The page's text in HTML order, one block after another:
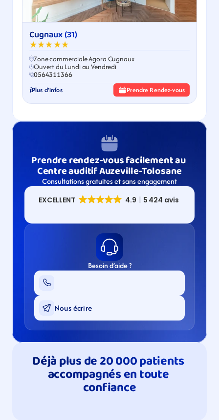
Cugnaux (31)
★★★★★
Zone commerciale Agora Cugnaux
Ouvert du Lundi au Vendredi
0564311366
Plus d'infos Prendre Rendez-vous
Prendre rendez-vous facilement au
Centre auditif Auzeville-Tolosane
Consultations gratuites et sans engagement
Besoin d’aide ?
Nous écrire
Déjà plus de 20 000 patients
accompagnés en toute
confiance